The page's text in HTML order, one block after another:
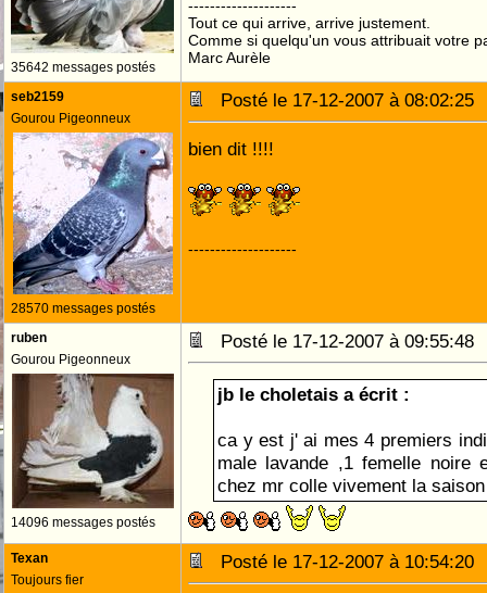
35642 messages postés
--------------------
Tout ce qui arrive, arrive justement.
Comme si quelqu'un vous attribuait votre
Marc Aurèle
seb2159
Gourou Pigeonneux
28570 messages postés
Posté le 17-12-2007 à
bien dit !!!!
--------------------
ruben
Gourou Pigeonneux
14096 messages postés
Posté le 17-12-2007 à
jb le choletais a écrit :
ca y est j' ai mes 4 premiers
male lavande ,1 femelle noire
chez mr colle vivement la
Texan
Toujours fier
Posté le 17-12-2007 à